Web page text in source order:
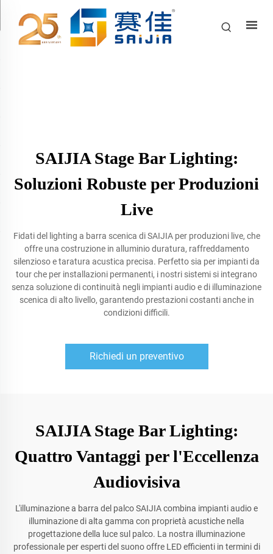
SAIJIA Stage Bar Lighting:
Soluzioni Robuste per Produzioni
Live
Fidati del lighting a barra scenica di SAIJIA per produzioni live, che
offre una costruzione in alluminio duratura, raffreddamento
silenzioso e taratura acustica precisa. Perfetto sia per impianti da
tour che per installazioni permanenti, i nostri sistemi si integrano
senza soluzione di continuità negli impianti audio e di illuminazione
scenica di alto livello, garantendo prestazioni costanti anche in
condizioni difficili.
Richiedi un preventivo
SAIJIA Stage Bar Lighting:
Quattro Vantaggi per l'Eccellenza
Audiovisiva
L'illuminazione a barra del palco SAIJIA combina impianti audio e
illuminazione di alta gamma con proprietà acustiche nella
progettazione della luce sul palco. La nostra illuminazione
professionale per esperti del suono offre LED efficienti in termini di